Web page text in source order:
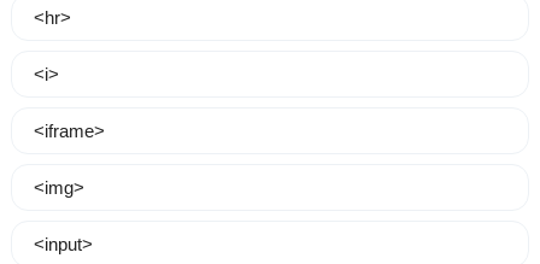
<hr>
<i>
<iframe>
<img>
<input>